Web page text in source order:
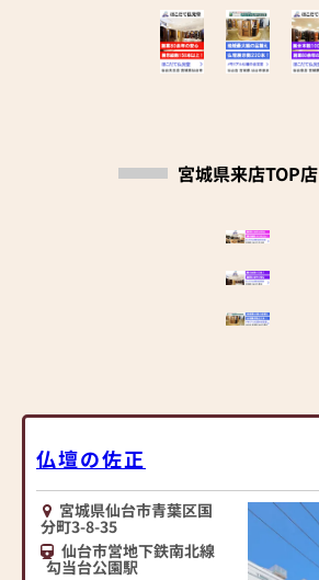
宮城県来店TOP店
仏壇の佐正
宮城県仙台市青葉区国
分町3-8-35
仙台市営地下鉄南北線
勾当台公園駅